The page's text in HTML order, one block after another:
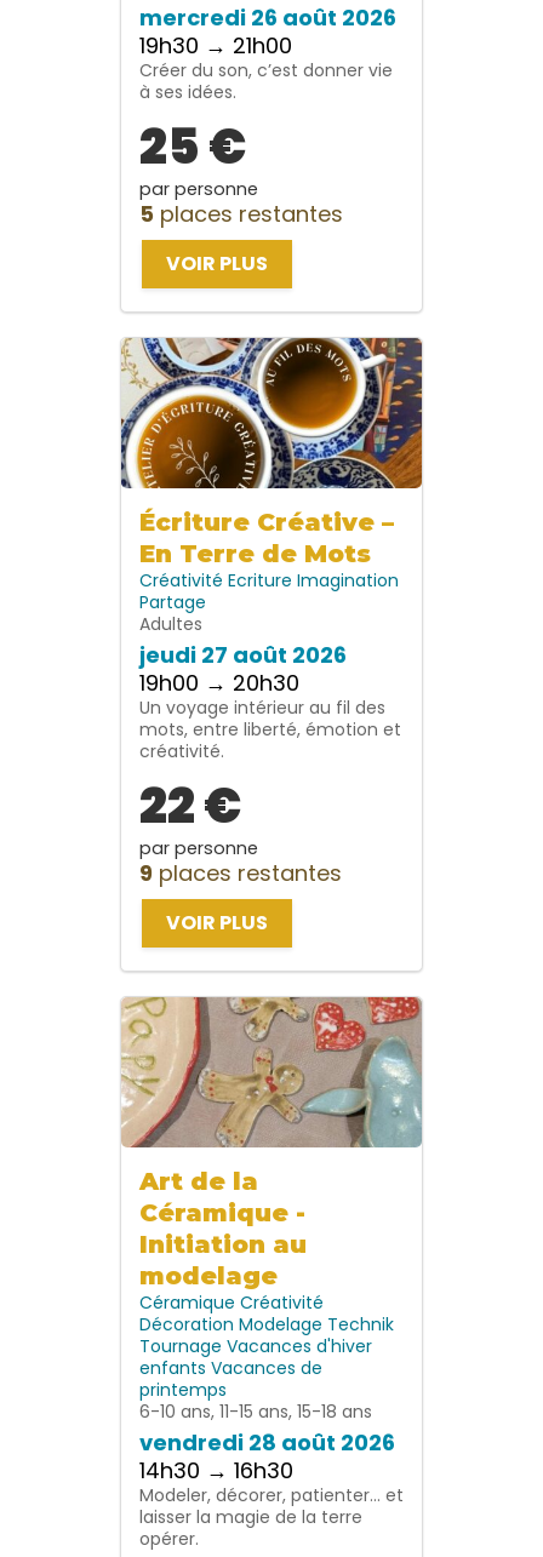
mercredi 26 août 2026
19h30 → 21h00
Créer du son, c’est donner vie
à ses idées.
25 €
par personne
5 places restantes
VOIR PLUS
Écriture Créative –
En Terre de Mots
Créativité Ecriture Imagination
Partage
Adultes
jeudi 27 août 2026
19h00 → 20h30
Un voyage intérieur au fil des
mots, entre liberté, émotion et
créativité.
22 €
par personne
9 places restantes
VOIR PLUS
Art de la
Céramique -
Initiation au
modelage
Céramique Créativité
Décoration Modelage Technik
Tournage Vacances d'hiver
enfants Vacances de
printemps
6-10 ans, 11-15 ans, 15-18 ans
vendredi 28 août 2026
14h30 → 16h30
Modeler, décorer, patienter… et
laisser la magie de la terre
opérer.